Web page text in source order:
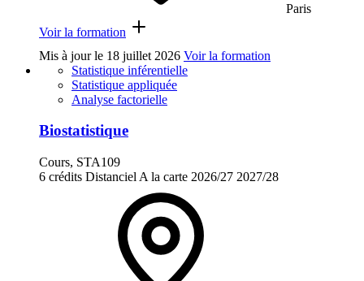
Paris
Voir la formation
Mis à jour le 18 juillet 2026 Voir la formation
Statistique inférentielle
Statistique appliquée
Analyse factorielle
Biostatistique
Cours, STA109
6 crédits Distanciel A la carte 2026/27 2027/28